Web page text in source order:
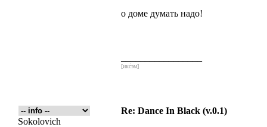
о доме думать надо!
[икс́эм]
Re: Dance In Black (v.0.1)
Sokolovich